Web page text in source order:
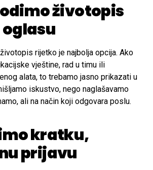
životopis
rijetko je najbolja opcija. Ako
vještine, rad u timu ili
alata, to trebamo jasno prikazati u
iskustvo, nego naglašavamo
ali na način koji odgovara poslu.
kratku,
prijavu